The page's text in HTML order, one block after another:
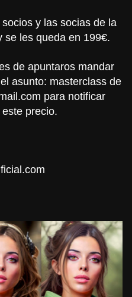
y las socias de la
se les queda en 199€.
de apuntaros mandar
asunto: masterclass de
para notificar
precio.